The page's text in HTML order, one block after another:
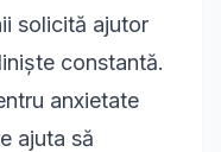
solicită ajutor
constantă.
anxietate
ajuta să